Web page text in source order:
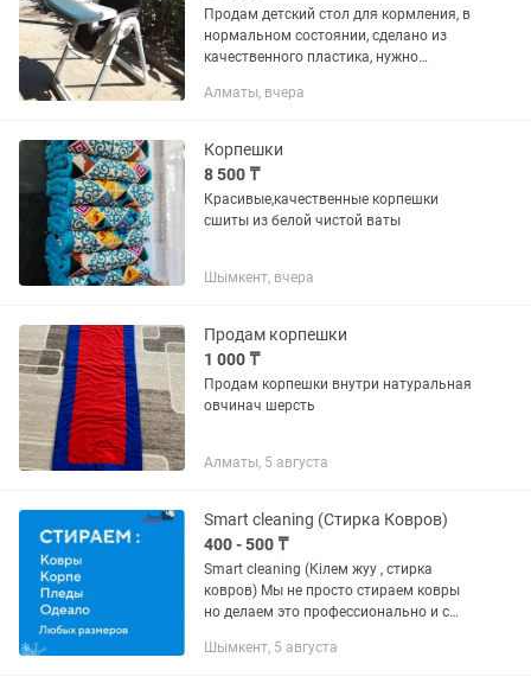
Продам детский стол для кормления, в
нормальном состоянии, сделано из
качественного пластика, нужно
Алматы, вчера
Корпешки
8 500 ₸
Красивые,качественные корпешки
сшиты из белой чистой ваты
Шымкент, вчера
Продам корпешки
1 000 ₸
Продам корпешки внутри натуральная
овчинач шерсть
Алматы, 5 августа
Smart cleaning (Стирка Ковров)
400 - 500 ₸
Smart cleaning (Кілем жуу , стирка
ковров) Мы не просто стираем ковры
но делаем это профессионально и с
химчистка, мы цех по стирка ковров. 1.
Шымкент, 5 августа